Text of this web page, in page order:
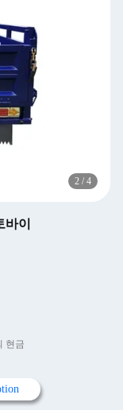
2 / 4
이
현금